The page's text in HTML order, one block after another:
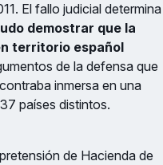
El fallo judicial determina
demostrar que la
territorio español
de la defensa que
inmersa en una
países distintos.
de Hacienda de